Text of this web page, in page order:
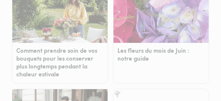
Comment prendre soin de vos
bouquets pour les conserver
plus longtemps pendant la
chaleur estivale
Les fleurs du mois de Juin :
notre guide